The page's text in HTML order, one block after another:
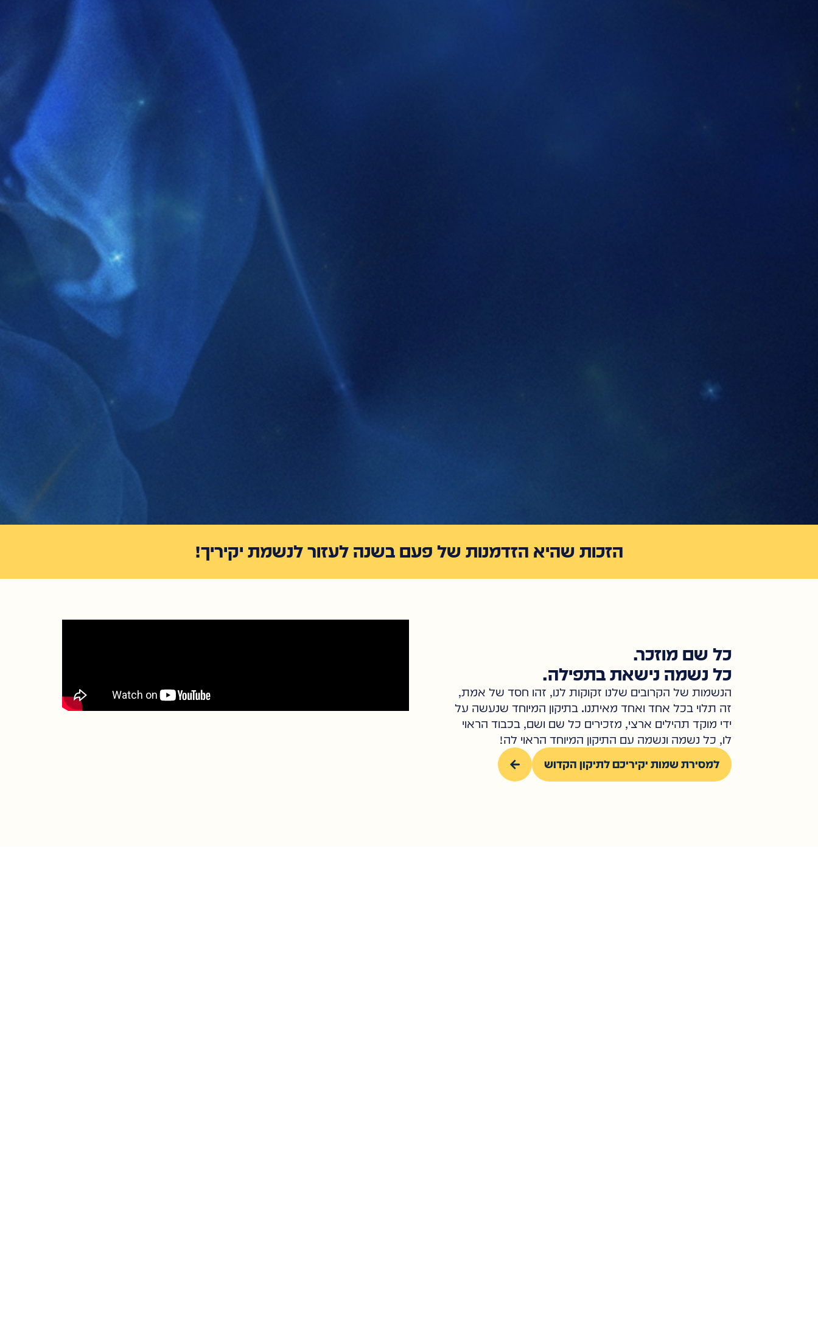
הזכות שהיא הזדמנות של פעם בשנה לעזור לנשמת יקיריך!
כל שם מוזכר.
כל נשמה נישאת בתפילה.
הנשמות של הקרובים שלנו זקוקות לנו, זהו חסד של אמת,
זה תלוי בכל אחד ואחד מאיתנו. בתיקון המיוחד שנעשה על
ידי מוקד תהילים ארצי, מזכירים כל שם ושם, בכבוד הראוי
לו, כל נשמה ונשמה עם התיקון המיוחד הראוי לה!
למסירת שמות יקיריכם לתיקון הקדוש